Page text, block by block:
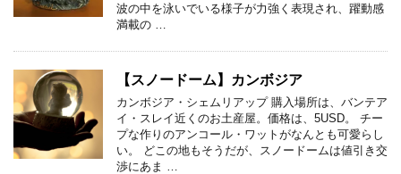
波の中を泳いでいる様子が力強く表現され、躍動感
満載の …
【スノードーム】カンボジア
カンボジア・シェムリアップ 購入場所は、バンテア
イ・スレイ近くのお土産屋。価格は、5USD。 チー
プな作りのアンコール・ワットがなんとも可愛らし
い。 どこの地もそうだが、スノードームは値引き交
渉にあま …